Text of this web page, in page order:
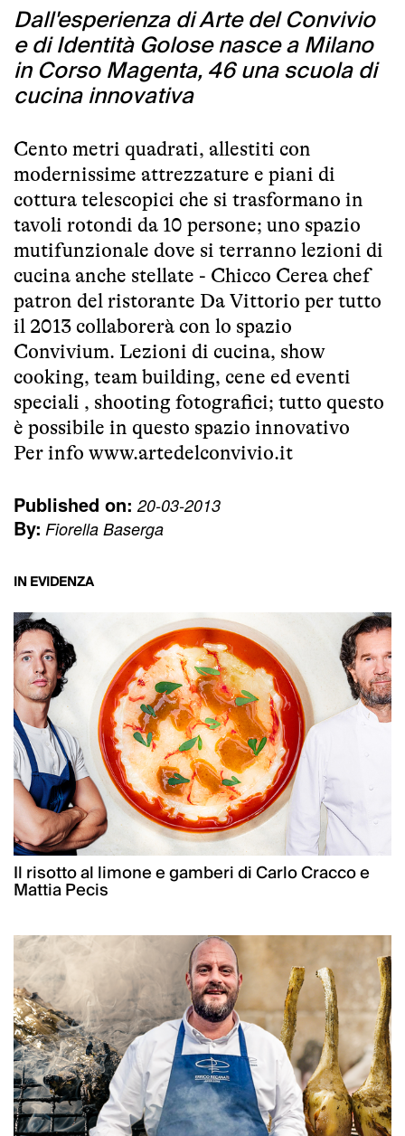
Dall'esperienza di Arte del Convivio
e di Identità Golose nasce a Milano
in Corso Magenta, 46 una scuola di
cucina innovativa
Cento metri quadrati, allestiti con
modernissime attrezzature e piani di
cottura telescopici che si trasformano in
tavoli rotondi da 10 persone; uno spazio
mutifunzionale dove si terranno lezioni di
cucina anche stellate - Chicco Cerea chef
patron del ristorante Da Vittorio per tutto
il 2013 collaborerà con lo spazio
Convivium. Lezioni di cucina, show
cooking, team building, cene ed eventi
speciali , shooting fotografici; tutto questo
è possibile in questo spazio innovativo
Per info www.artedelconvivio.it
Published on: 20-03-2013
By: Fiorella Baserga
IN EVIDENZA
Il risotto al limone e gamberi di Carlo Cracco e
Mattia Pecis